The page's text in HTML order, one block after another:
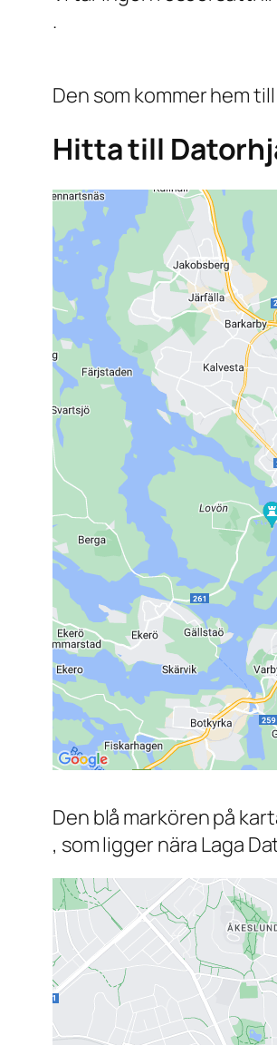
.
Den som kommer hem
Hitta till
Den blå markören på
, som ligger nära Laga